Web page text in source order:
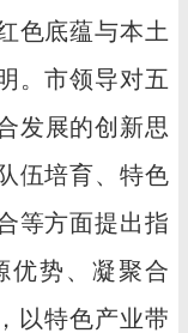
底蕴与本土
。市领导对五
发展的创新思
伍培育、特色
等方面提出指
优势、凝聚合
以特色产业带